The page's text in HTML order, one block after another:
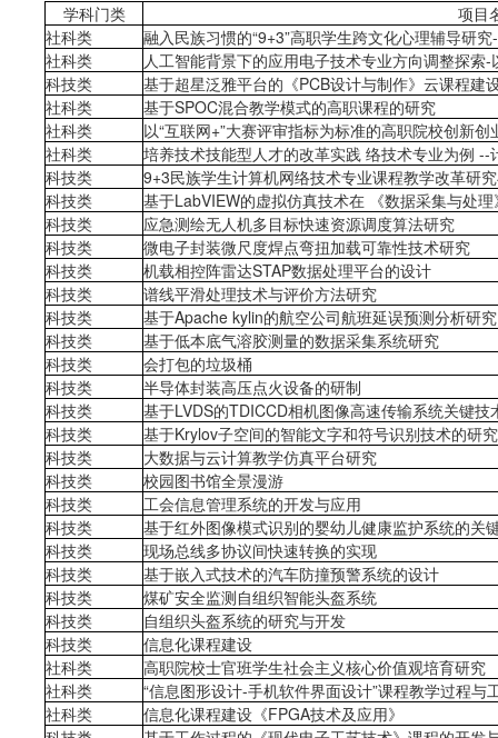
学科门类
项目
社科类
融入民族习惯的“9+3”高职学生跨文化心理辅导研
社科类
人工智能背景下的应用电子技术专业方向调整探索
科技类
基于超星泛雅平台的《PCB设计与制作》云课程建
社科类
基于SPOC混合教学模式的高职课程的研究
社科类
以“互联网+”大赛评审指标为标准的高职院校创新
社科类
培养技术技能型人才的改革实践 络技术专业为例 --
科技类
9+3民族学生计算机网络技术专业课程教学改革研
科技类
基于LabVIEW的虚拟仿真技术在 《数据采集与处
科技类
应急测绘无人机多目标快速资源调度算法研究
科技类
微电子封装微尺度焊点弯扭加载可靠性技术研究
科技类
机载相控阵雷达STAP数据处理平台的设计
科技类
谱线平滑处理技术与评价方法研究
科技类
基于Apache kylin的航空公司航班延误预测分析研究
科技类
基于低本底气溶胶测量的数据采集系统研究
科技类
会打包的垃圾桶
科技类
半导体封装高压点火设备的研制
科技类
基于LVDS的TDICCD相机图像高速传输系统关键技
科技类
基于Krylov子空间的智能文字和符号识别技术的研究
科技类
大数据与云计算教学仿真平台研究
科技类
校园图书馆全景漫游
科技类
工会信息管理系统的开发与应用
科技类
基于红外图像模式识别的婴幼儿健康监护系统的关
科技类
现场总线多协议间快速转换的实现
科技类
基于嵌入式技术的汽车防撞预警系统的设计
科技类
煤矿安全监测自组织智能头盔系统
科技类
自组织头盔系统的研究与开发
科技类
信息化课程建设
社科类
高职院校士官班学生社会主义核心价值观培育研究
社科类
“信息图形设计-手机软件界面设计”课程教学过程与
社科类
信息化课程建设《FPGA技术及应用》